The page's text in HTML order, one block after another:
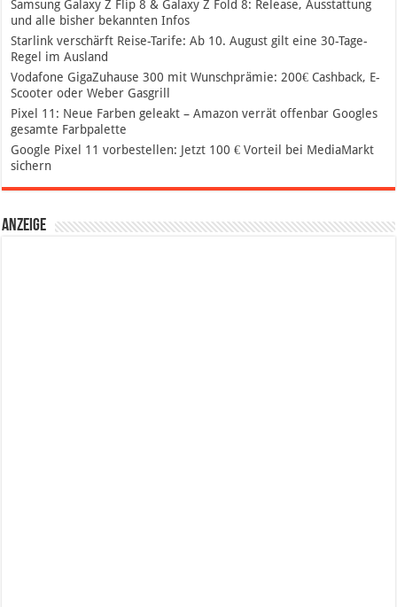
Samsung Galaxy Z Flip 8 & Galaxy Z Fold 8: Release, Ausstattung
und alle bisher bekannten Infos
Starlink verschärft Reise-Tarife: Ab 10. August gilt eine 30-Tage-
Regel im Ausland
Vodafone GigaZuhause 300 mit Wunschprämie: 200€ Cashback, E-
Scooter oder Weber Gasgrill
Pixel 11: Neue Farben geleakt – Amazon verrät offenbar Googles
gesamte Farbpalette
Google Pixel 11 vorbestellen: Jetzt 100 € Vorteil bei MediaMarkt
sichern
Anzeige